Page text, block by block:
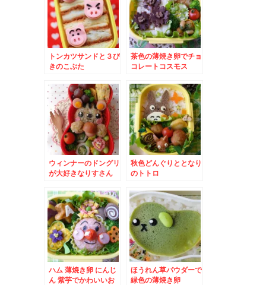
トンカツサンドと３び
きのこぶた
茶色の薄焼き卵でチョ
コレートコスモス
ウィンナーのドングリ
が大好きなりすさん
秋色どんぐりととなり
のトトロ
ハム 薄焼き卵 にんじ
ん 紫芋でかわいいお
ほうれん草パウダーで
緑色の薄焼き卵